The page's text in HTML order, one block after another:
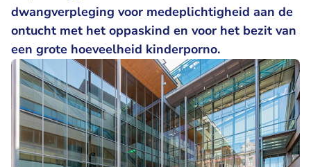
dwangverpleging voor medeplichtigheid aan de
ontucht met het oppaskind en voor het bezit van
een grote hoeveelheid kinderporno.